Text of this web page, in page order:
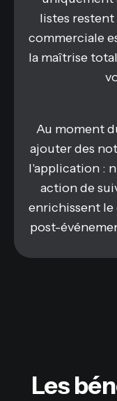
listes
commerciale
la maîtrise
Au moment
ajouter des
l'application :
action de
enrichissent
post-
Les